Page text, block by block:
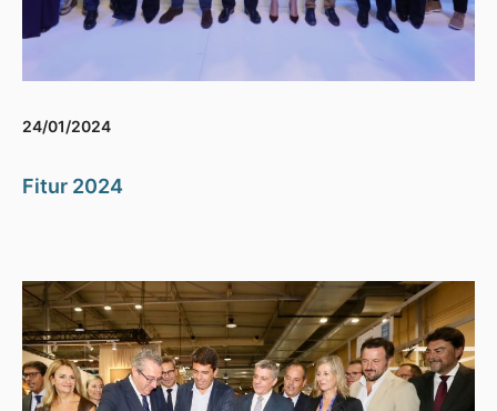
24/01/2024
Fitur 2024